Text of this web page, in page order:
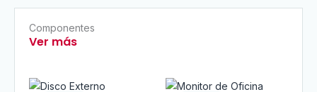
Componentes
Ver más
El
El
El